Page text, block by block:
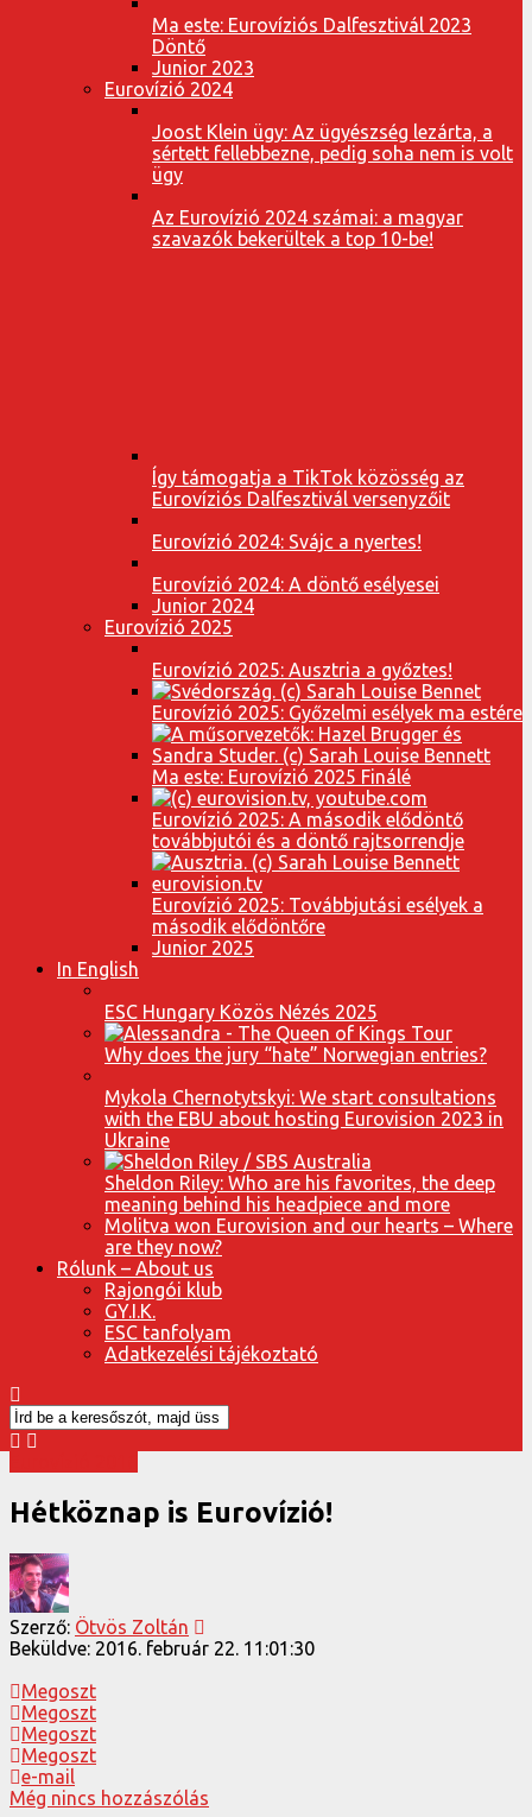
Ma este: Eurovíziós Dalfesztivál 2023
Döntő
Junior 2023
Eurovízió 2024
Joost Klein ügy: Az ügyészség lezárta, a
sértett fellebbezne, pedig soha nem is volt
ügy
Az Eurovízió 2024 számai: a magyar
szavazók bekerültek a top 10-be!
Így támogatja a TikTok közösség az
Eurovíziós Dalfesztivál versenyzőit
Eurovízió 2024: Svájc a nyertes!
Eurovízió 2024: A döntő esélyesei
Junior 2024
Eurovízió 2025
Eurovízió 2025: Ausztria a győztes!
Eurovízió 2025: Győzelmi esélyek ma estére
Ma este: Eurovízió 2025 Finálé
Eurovízió 2025: A második elődöntő
továbbjutói és a döntő rajtsorrendje
Eurovízió 2025: Továbbjutási esélyek a
második elődöntőre
Junior 2025
In English
ESC Hungary Közös Nézés 2025
Why does the jury “hate” Norwegian entries?
Mykola Chernotytskyi: We start consultations
with the EBU about hosting Eurovision 2023 in
Ukraine
Sheldon Riley: Who are his favorites, the deep
meaning behind his headpiece and more
Molitva won Eurovision and our hearts – Where
are they now?
Rólunk – About us
Rajongói klub
GY.I.K.
ESC tanfolyam
Adatkezelési tájékoztató
Hétköznap is Eurovízió!
Szerző: Ötvös Zoltán
Beküldve: 2016. február 22. 11:01:30
Megoszt
Megoszt
Megoszt
Megoszt
e-mail
Még nincs hozzászólás